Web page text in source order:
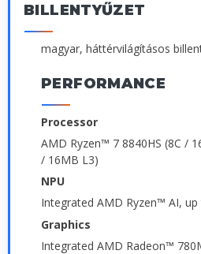
BILLENTYŰZET
magyar, háttérvilágításos
PERFORMANCE
Processor
AMD Ryzen™ 7 8840HS (8C /
/ 16MB L3)
NPU
Integrated AMD Ryzen™ AI, up
Graphics
Integrated AMD Radeon™